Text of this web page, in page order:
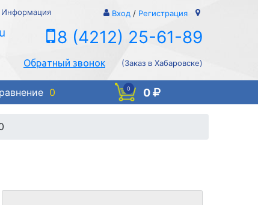
Информация Вход / Регистрация
8 (4212) 25-61-89
Обратный звонок (Заказ в Хабаровске)
0 0 0